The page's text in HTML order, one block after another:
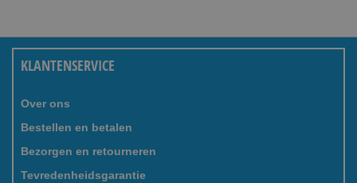
KLANTENSERVICE
Over ons
Bestellen en betalen
Bezorgen en retourneren
Tevredenheidsgarantie